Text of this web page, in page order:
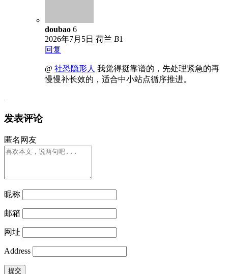
doubao 6
2026年7月5日 荷兰 B1
回复
@ 社恐隐形人 我觉得挺靠谱的，先处理紧急的再
慢慢补长效的，适合中小站点循序推进。
发表评论
匿名网友
昵称
邮箱
网址
Address
提交